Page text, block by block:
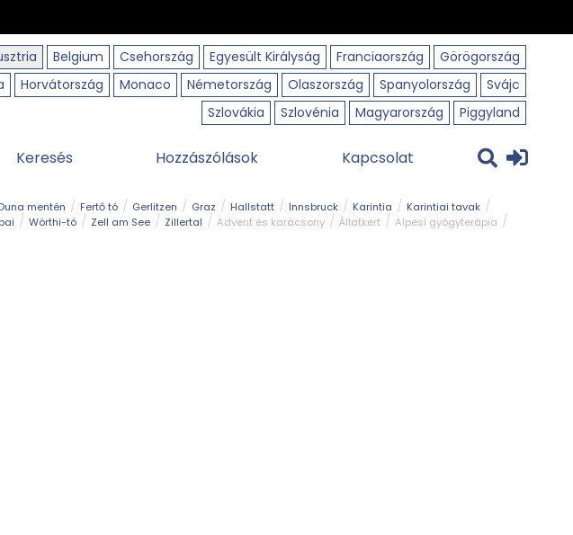
Belgium Csehország Egyesült Királyság Franciaország
Görögország
Horvátország Monaco Németország Olaszország Spanyolország
Svájc
Szlovákia
Szlovénia Magyarország Piggyland
Keresés Hozzászólások Kapcsolat
mentén Fertő tó Gerlitzen Graz Hallstatt Innsbruck Karintia
Karintiai tavak
Wörthi-tó Zell am See Zillertal Advent és karácsony Állatkert
Alpesi gyógyterápia